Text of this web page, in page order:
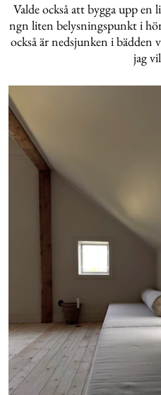
Valde också att bygga upp
ngn liten belysningspunkt i
också är nedsjunken i bädden
jag